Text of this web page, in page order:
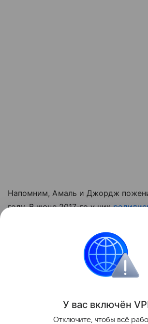
Напомним, Амаль и Джордж
году. В июне 2017-го у них
10 звезд, у
близнецы или двойняшки
У вас включён VP
Отключите, чтобы всё